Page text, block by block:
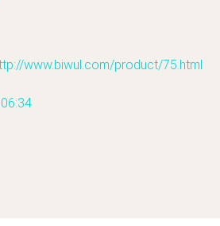
www.biwul.com/product/75.html